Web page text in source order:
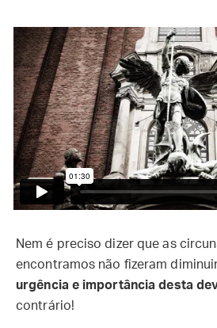
Nem é preciso dizer que as
encontramos não fizeram
urgência e importância desta
contrário!